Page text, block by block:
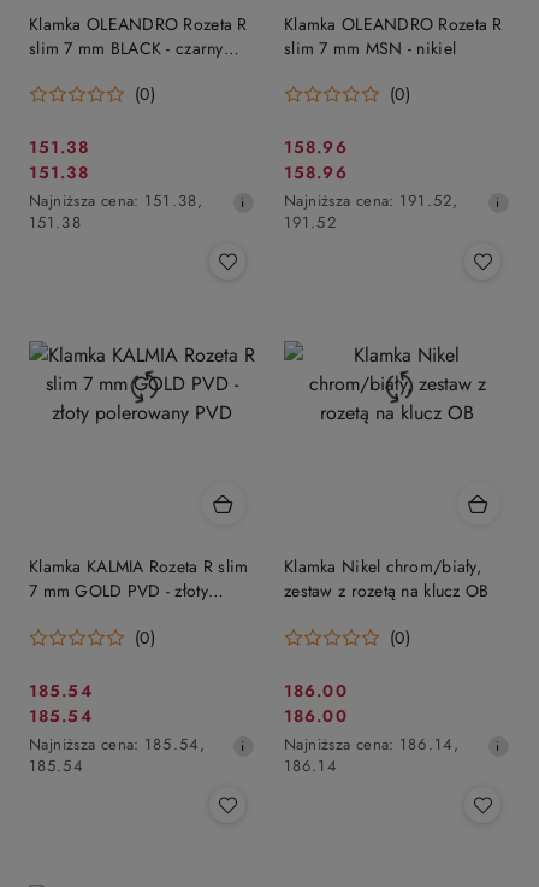
Klamka OLEANDRO Rozeta R
slim 7 mm BLACK - czarny
(0)
Cena
promocyjna:
151.38
Cena
promocyjna:
151.38
Najniższa
cena
Najniższa cena: 151.38,
151.38
Klamka OLEANDRO Rozeta R
slim 7 mm MSN - nikiel
(0)
Cena
promocyjna:
158.96
Cena
promocyjna:
158.96
Najniższa
cena
Najniższa cena: 191.52,
191.52
Klamka KALMIA Rozeta R slim
7 mm GOLD PVD - złoty
(0)
Cena
promocyjna:
185.54
Cena
promocyjna:
185.54
Najniższa
cena
Najniższa cena: 185.54,
185.54
Klamka Nikel chrom/biały,
zestaw z rozetą na klucz OB
(0)
Cena
promocyjna:
186.00
Cena
promocyjna:
186.00
Najniższa
cena
Najniższa cena: 186.14,
186.14